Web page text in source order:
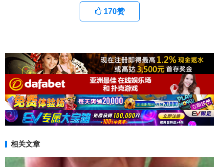
170赞
相关文章